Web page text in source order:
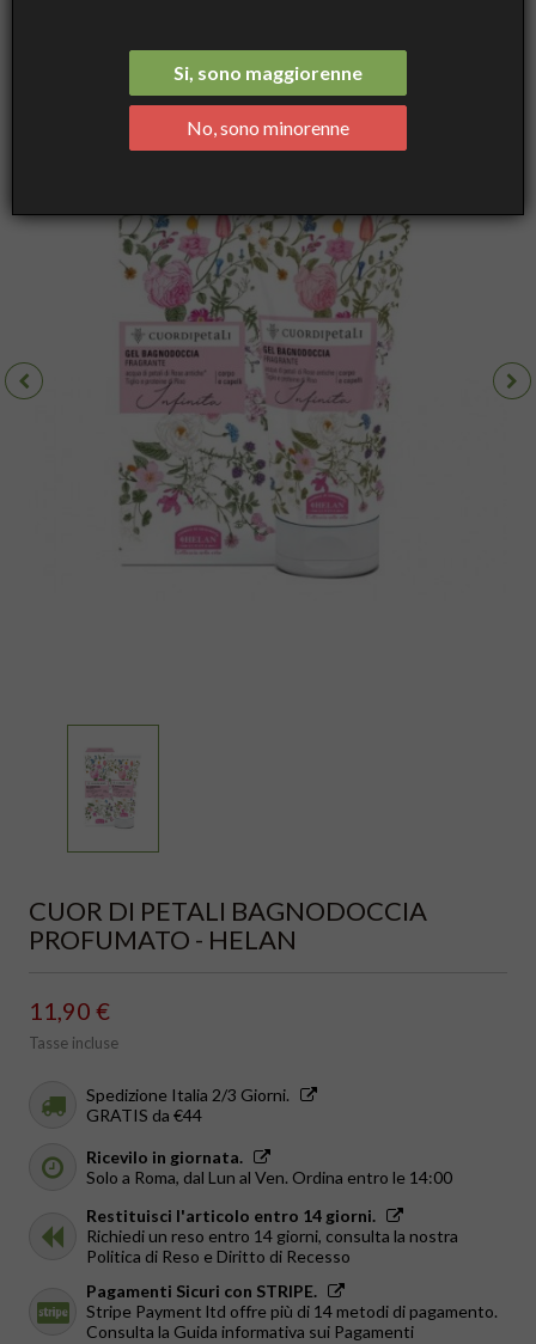
CUOR DI PETALI BAGNODOCCIA
PROFUMATO - HELAN
11,90 €
Tasse incluse
Spedizione Italia 2/3 Giorni.
GRATIS da €44
Ricevilo in giornata.
Solo a Roma, dal Lun al Ven. Ordina entro le 14:00
Restituisci l'articolo entro 14 giorni.
Richiedi un reso entro 14 giorni, consulta la nostra
Politica di Reso e Diritto di Recesso
Pagamenti Sicuri con STRIPE.
Stripe Payment ltd offre più di 14 metodi di pagamento.
Consulta la Guida informativa sui Pagamenti
Si, sono maggiorenne
No, sono minorenne